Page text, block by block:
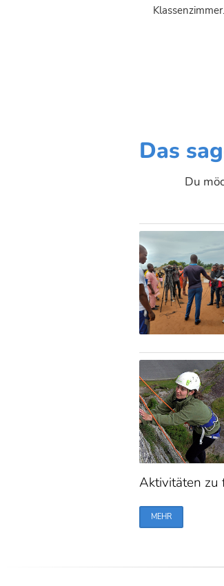
Klassenzimmer.
Das
Du
Aktivitäten zu
MEHR